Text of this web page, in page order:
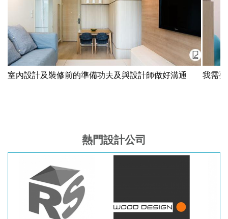
室內設計及裝修前的準備功夫及與設計師做好溝通 我需
熱門設計公司